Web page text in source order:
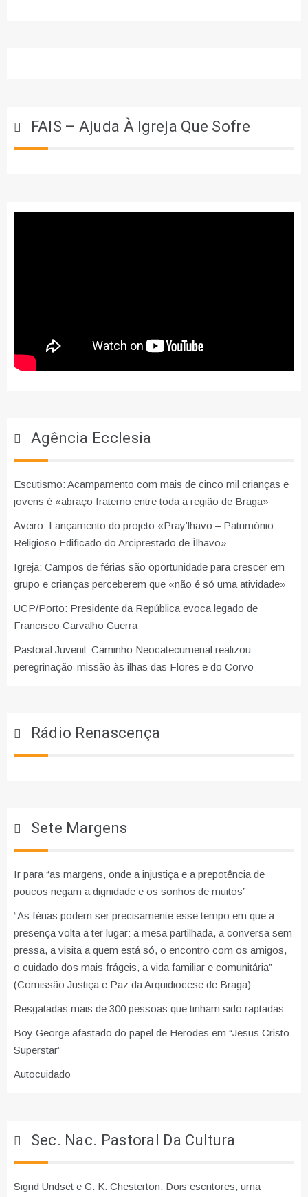
FAIS – Ajuda À Igreja Que Sofre
Agência Ecclesia
Escutismo: Acampamento com mais de cinco mil crianças e
jovens é «abraço fraterno entre toda a região de Braga»
Aveiro: Lançamento do projeto «Pray’lhavo – Património
Religioso Edificado do Arciprestado de Ílhavo»
Igreja: Campos de férias são oportunidade para crescer em
grupo e crianças perceberem que «não é só uma atividade»
UCP/Porto: Presidente da República evoca legado de
Francisco Carvalho Guerra
Pastoral Juvenil: Caminho Neocatecumenal realizou
peregrinação-missão às ilhas das Flores e do Corvo
Rádio Renascença
Sete Margens
Ir para “as margens, onde a injustiça e a prepotência de
poucos negam a dignidade e os sonhos de muitos”
“As férias podem ser precisamente esse tempo em que a
presença volta a ter lugar: a mesa partilhada, a conversa sem
pressa, a visita a quem está só, o encontro com os amigos,
o cuidado dos mais frágeis, a vida familiar e comunitária”
(Comissão Justiça e Paz da Arquidiocese de Braga)
Resgatadas mais de 300 pessoas que tinham sido raptadas
Boy George afastado do papel de Herodes em “Jesus Cristo
Superstar”
Autocuidado
Sec. Nac. Pastoral Da Cultura
Sigrid Undset e G. K. Chesterton. Dois escritores, uma